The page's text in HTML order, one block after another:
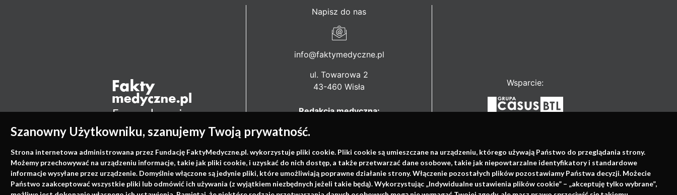
Szanowny Użytkowniku, szanujemy Twoją prywatność.
Strona internetowa administrowana przez Fundację FaktyMedyczne.pl. wykorzystuje pliki cookie. Pliki cookie są umieszczane na urządzeniu, którego używają Państwo do przeglądania strony.
Możemy przechowywać na urządzeniu informacje, takie jak pliki cookie, i uzyskać do nich dostęp, a także przetwarzać dane osobowe, takie jak niepowtarzalne identyfikatory i standardowe
informacje wysyłane przez urządzenie. Domyślnie włączone są jedynie pliki, które umożliwiają poprawne działanie strony. Włączenie pozostałych plików pozostawiamy Państwa decyzji. Możecie
Państwo zaakceptować wszystkie pliki lub odmówić ich używania (z wyjątkiem niezbędnych jeżeli takie będą). Wykorzystując „Indywidualne ustawienia plików cookie” – „akceptuję tylko wybrane”,
Napisz do nas
info@faktymedyczne.pl
ul. Towarowa 2
43-460 Wisła
Redakcja medyczna:
Biuro Zarządu Fundacji:
ul. Rodawska 26
61-312 Poznań
Wsparcie: